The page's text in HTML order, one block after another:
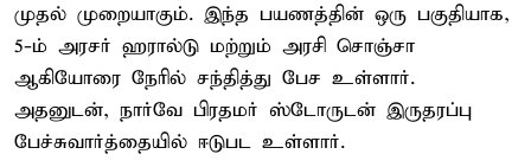
முதல் முறையாகும். இந்த பயணத்தின் ஒரு பகுதியாக,
5-ம் அரசர் ஹரால்டு மற்றும் அரசி சொஞ்சா
ஆகியோரை நேரில் சந்தித்து பேச உள்ளார்.
அதனுடன், நார்வே பிரதமர் ஸ்டோருடன் இருதரப்பு
பேச்சுவார்த்தையில் ஈடுபட உள்ளார்.